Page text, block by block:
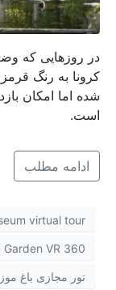
در روزهایی که
کرونا به رنگ
شده اما امکان
است.
ادامه مطلب
virtual tour
VR 360
تور مجازی باغ